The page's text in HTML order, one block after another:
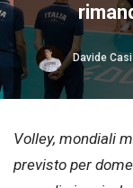
Davide Casi
Volley, mondiali
previsto per